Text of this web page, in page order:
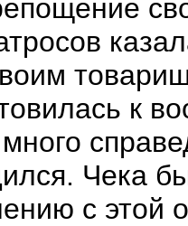
к
Чека
с этой